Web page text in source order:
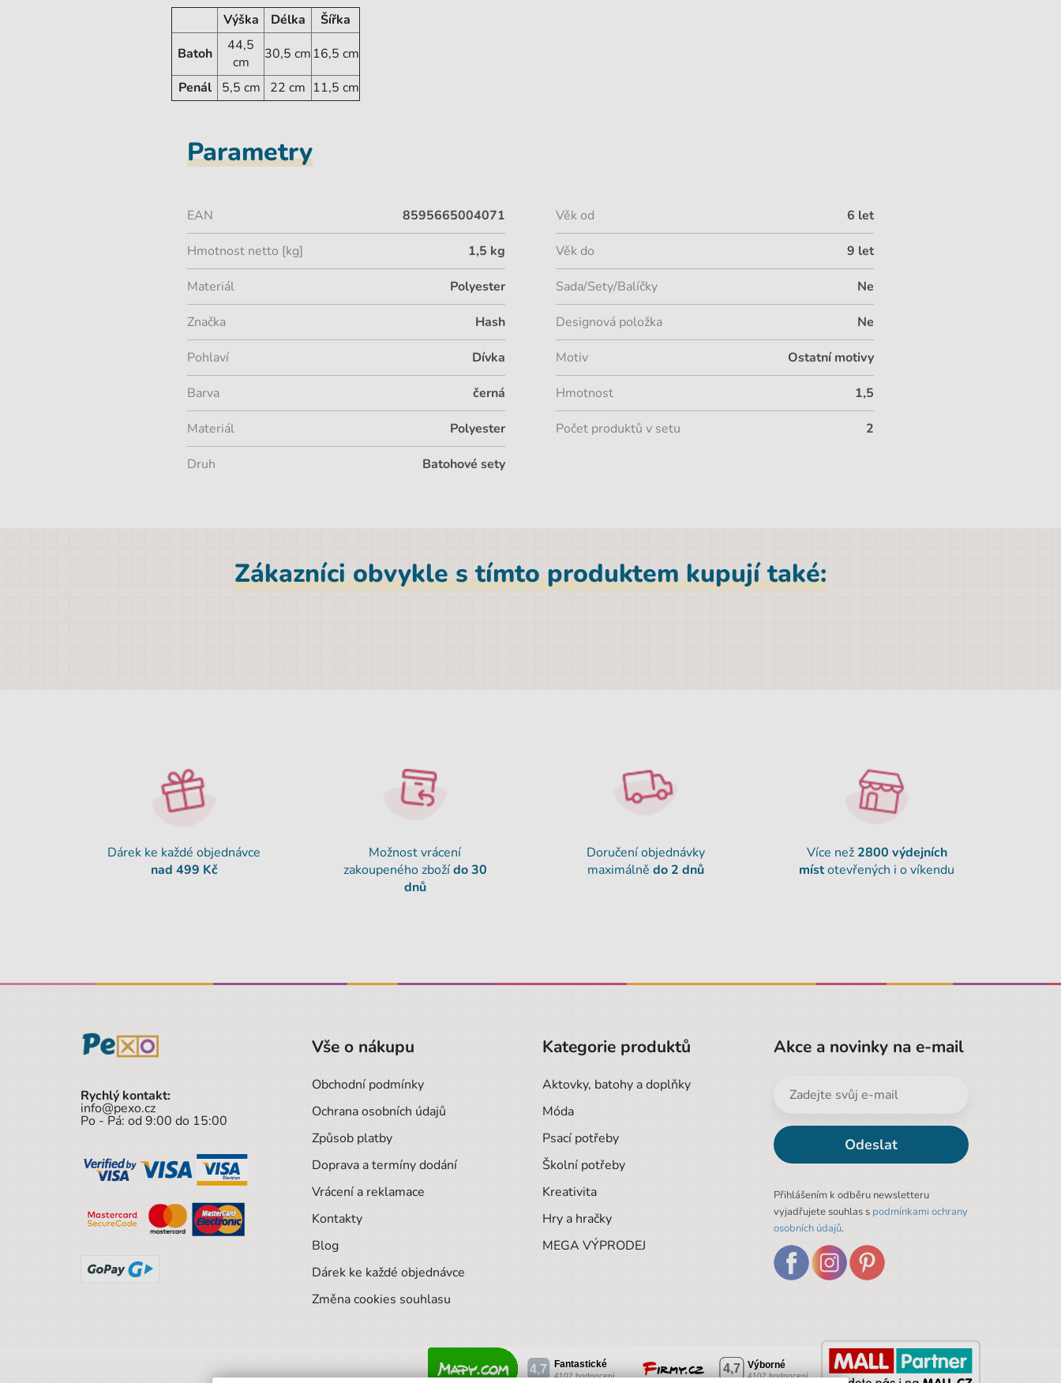
Výška
Délka
Šířka
Batoh
44,5
cm
30,5 cm 16,5 cm
Penál
5,5 cm 22 cm 11,5 cm
Parametry
EAN 8595665004071
Hmotnost netto [kg] 1,5 kg
Materiál Polyester
Značka Hash
Pohlaví Dívka
Barva černá
Materiál Polyester
Druh Batohové sety
Věk od 6 let
Věk do 9 let
Sada/Sety/Balíčky Ne
Designová položka Ne
Motiv Ostatní motivy
Hmotnost 1,5
Počet produktů v setu 2
Zákazníci obvykle s tímto produktem kupují také:
Dárek ke každé objednávce
nad 499 Kč
Možnost vrácení
zakoupeného zbožído 30
dnů
Doručení objednávky
maximálnědo 2 dnů
Více než 2800 výdejních
místotevřených i o víkendu
Rychlý kontakt:
info@pexo.cz
Po - Pá: od 9:00 do 15:00
Vše o nákupu
Obchodní podmínky
Ochrana osobních údajů
Způsob platby
Doprava a termíny dodání
Vrácení a reklamace
Kontakty
Blog
Dárek ke každé objednávce
Změna cookies souhlasu
Kategorie produktů
Aktovky, batohy a doplňky
Móda
Psací potřeby
Školní potřeby
Kreativita
Hry a hračky
MEGA VÝPRODEJ
Akce a novinky na e-mail
Odeslat
Přihlášením k odběru newsletteru
vyjadřujete souhlas s podmínkami ochrany
osobních údajů.